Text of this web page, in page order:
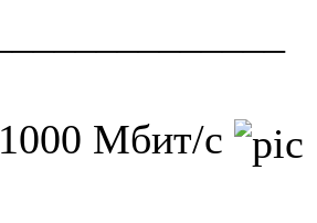
1000 Мбит/с